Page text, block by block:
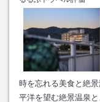
時を忘れる美食と絶
平洋を望む絶景温泉